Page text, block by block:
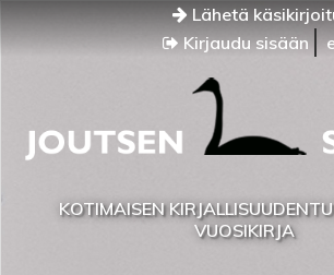
Lähetä
Kirjaudu sisään
KOTIMAISEN
VUOSIKIRJA